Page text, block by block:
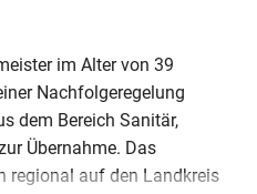
im Alter von 39
Nachfolgeregelung
dem Bereich Sanitär,
Übernahme. Das
regional auf den Landkreis